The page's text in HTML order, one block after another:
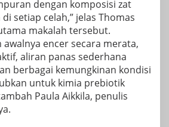
dengan komposisi zat
setiap celah,” jelas Thomas
makalah tersebut.
encer secara merata,
aliran panas sederhana
berbagai kemungkinan kondisi
untuk kimia prebiotik
Paula Aikkila, penulis